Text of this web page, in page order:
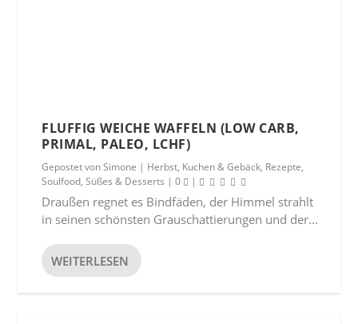
FLUFFIG WEICHE WAFFELN (LOW CARB,
PRIMAL, PALEO, LCHF)
Gepostet vonSimone | Herbst, Kuchen & Gebäck, Rezepte,
Soulfood,Süßes & Desserts |0 |
Draußen regnet es Bindfäden, der Himmel strahlt
in seinen schönsten Grauschattierungen und der...
WEITERLESEN